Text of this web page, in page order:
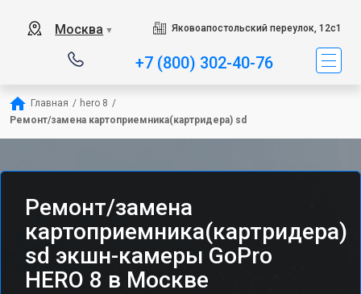
Москва ▼ Яковоапостольский переулок, 12с1
+7 (800) 302-40-76
Главная / hero 8 /
Ремонт/замена картоприемника(картридера) sd
Ремонт/замена
картоприемника(картридера)
sd экшн-камеры GoPro
HERO 8 в Москве